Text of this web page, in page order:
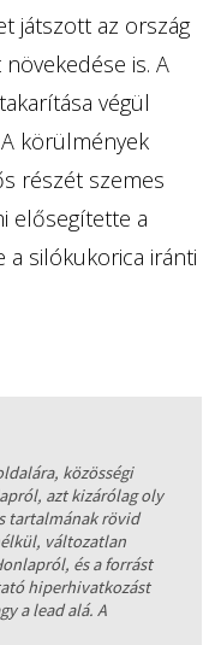
játszott az ország
is. A
végül
körülmények
részét szemes
elősegítette a
silókukorica iránti
közösségi
azt kizárólag oly
tartalmának rövid
változatlan
és a forrást
hiperhivatkozást
a lead alá. A